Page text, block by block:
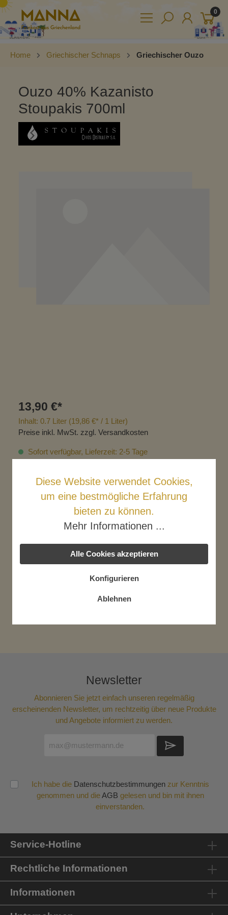
0
Home Griechischer Schnaps Griechischer Ouzo
Ouzo 40% Kazanisto
Stoupakis 700ml
13,90 €*
Inhalt: 0.7 Liter (19,86 €* / 1 Liter)
Preise inkl. MwSt. zzgl. Versandkosten
Sofort verfügbar, Lieferzeit: 2-5 Tage
In den Warenkorb
Produktnummer:
traditionellen Kupferkesseln destilliert, auf die idealste
Newsletter
Abonnieren Sie jetzt einfach unseren regelmäßig
erscheinenden Newsletter, um rechtzeitig über neue Produkte
und Angebote informiert zu werden.
Ich habe die Datenschutzbestimmungenzur Kenntnis
genommen und dieAGB gelesen und bin mit ihnen
einverstanden.
Service-Hotline
Rechtliche Informationen
Informationen
Diese Website verwendet Cookies,
um eine bestmögliche Erfahrung
bieten zu können.
Mehr Informationen ...
Alle Cookies akzeptieren
Konfigurieren
Ablehnen